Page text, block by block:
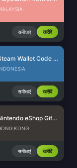
समीक्षाएं खरीदें
Steam Wallet Code (IDR)
समीक्षाएं खरीदें
Nintendo eShop Gift Card (HK)
KONG
समीक्षाएं खरीदें